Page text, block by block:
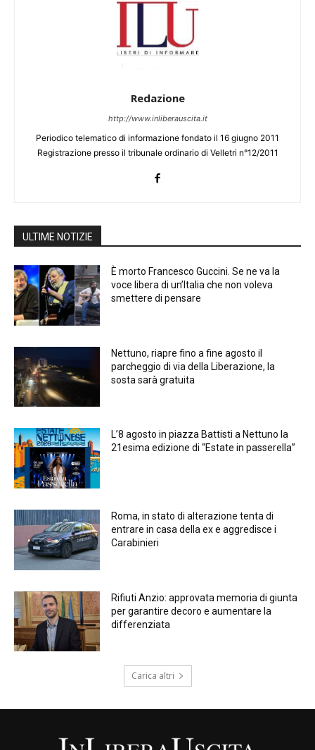
Redazione
http://www.inliberauscita.it
Periodico telematico di informazione fondato il 16 giugno 2011
Registrazione presso il tribunale ordinario di Velletri n°12/2011
ULTIME NOTIZIE
È morto Francesco Guccini. Se ne va la
voce libera di un’Italia che non voleva
smettere di pensare
Nettuno, riapre fino a fine agosto il
parcheggio di via della Liberazione, la
sosta sarà gratuita
L’8 agosto in piazza Battisti a Nettuno la
21esima edizione di “Estate in passerella”
Roma, in stato di alterazione tenta di
entrare in casa della ex e aggredisce i
Carabinieri
Rifiuti Anzio: approvata memoria di giunta
per garantire decoro e aumentare la
differenziata
Carica altri